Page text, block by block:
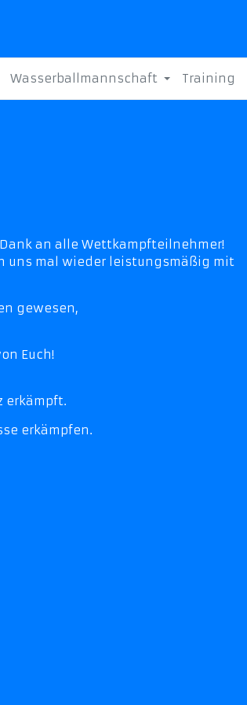
Wasserballmannschaft Training
an alle Wettkampfteilnehmer!
uns mal wieder leistungsmäßig mit
gewesen,
Euch!
erkämpft.
erkämpfen.